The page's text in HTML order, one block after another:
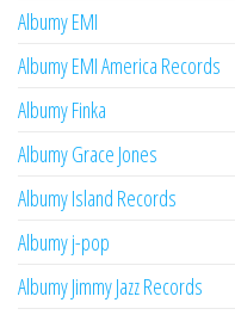
Albumy EMI
Albumy EMI America Records
Albumy Finka
Albumy Grace Jones
Albumy Island Records
Albumy j-pop
Albumy Jimmy Jazz Records